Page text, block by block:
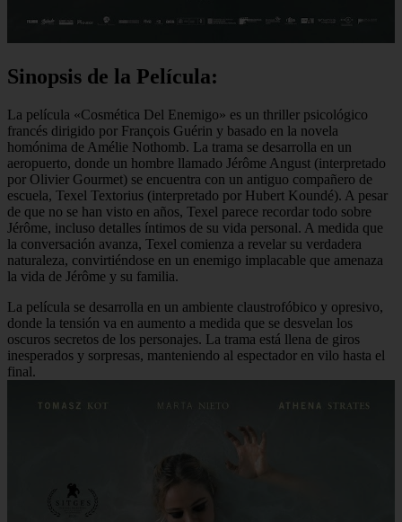
Sinopsis de la Película:
La película «Cosmética Del Enemigo» es un thriller psicológico
francés dirigido por François Guérin y basado en la novela
homónima de Amélie Nothomb. La trama se desarrolla en un
aeropuerto, donde un hombre llamado Jérôme Angust (interpretado
por Olivier Gourmet) se encuentra con un antiguo compañero de
escuela, Texel Textorius (interpretado por Hubert Koundé). A pesar
de que no se han visto en años, Texel parece recordar todo sobre
Jérôme, incluso detalles íntimos de su vida personal. A medida que
la conversación avanza, Texel comienza a revelar su verdadera
naturaleza, convirtiéndose en un enemigo implacable que amenaza
la vida de Jérôme y su familia.
La película se desarrolla en un ambiente claustrofóbico y opresivo,
donde la tensión va en aumento a medida que se desvelan los
oscuros secretos de los personajes. La trama está llena de giros
inesperados y sorpresas, manteniendo al espectador en vilo hasta el
final.